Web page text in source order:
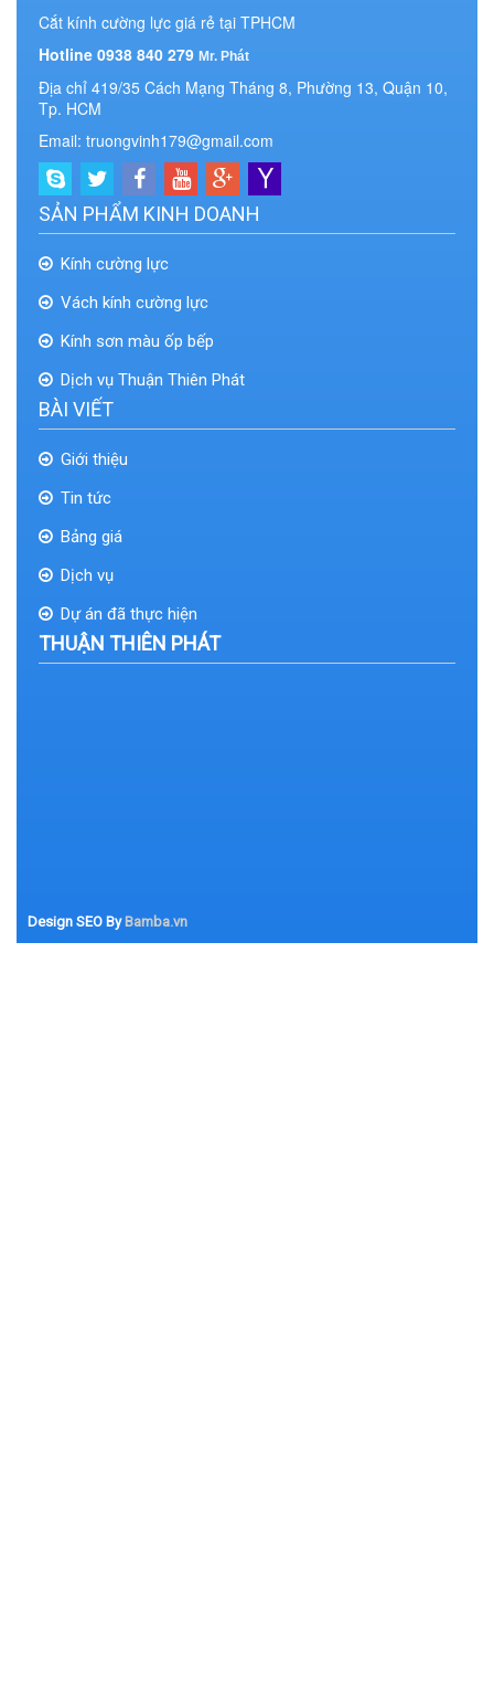
Cắt kính cường lực giá rẻ tại TPHCM
Hotline 0938 840 279 Mr. Phát
Địa chỉ 419/35 Cách Mạng Tháng 8, Phường 13, Quận 10,
Tp. HCM
Email: truongvinh179@gmail.com
SẢN PHẨM KINH DOANH
Kính cường lực
Vách kính cường lực
Kính sơn màu ốp bếp
Dịch vụ Thuận Thiên Phát
BÀI VIẾT
Giới thiệu
Tin tức
Bảng giá
Dịch vụ
Dự án đã thực hiện
THUẬN THIÊN PHÁT
Design SEO By Bamba.vn